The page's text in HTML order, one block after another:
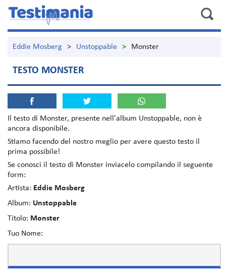
Eddie Mosberg > Unstoppable > Monster
TESTO MONSTER
Il testo di Monster, presente nell'album Unstoppable, non è
ancora disponibile.
Stiamo facendo del nostro meglio per avere questo testo il
prima possibile!
Se conosci il testo di Monster inviacelo compilando il seguente
form:
Artista: Eddie Mosberg
Album: Unstoppable
Titolo: Monster
Tuo Nome: